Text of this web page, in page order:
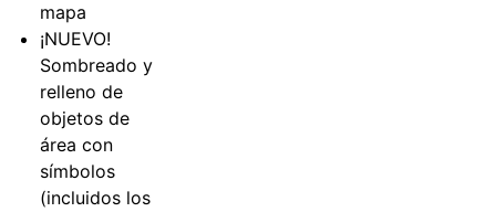
mapa
¡NUEVO!
Sombreado y
relleno de
objetos de
área con
símbolos
(incluidos los